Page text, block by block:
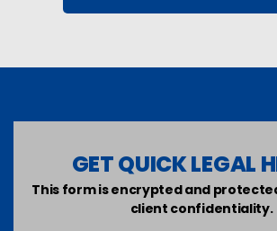
GET QUICK LEGAL
This form is encrypted and
client confidentiality.